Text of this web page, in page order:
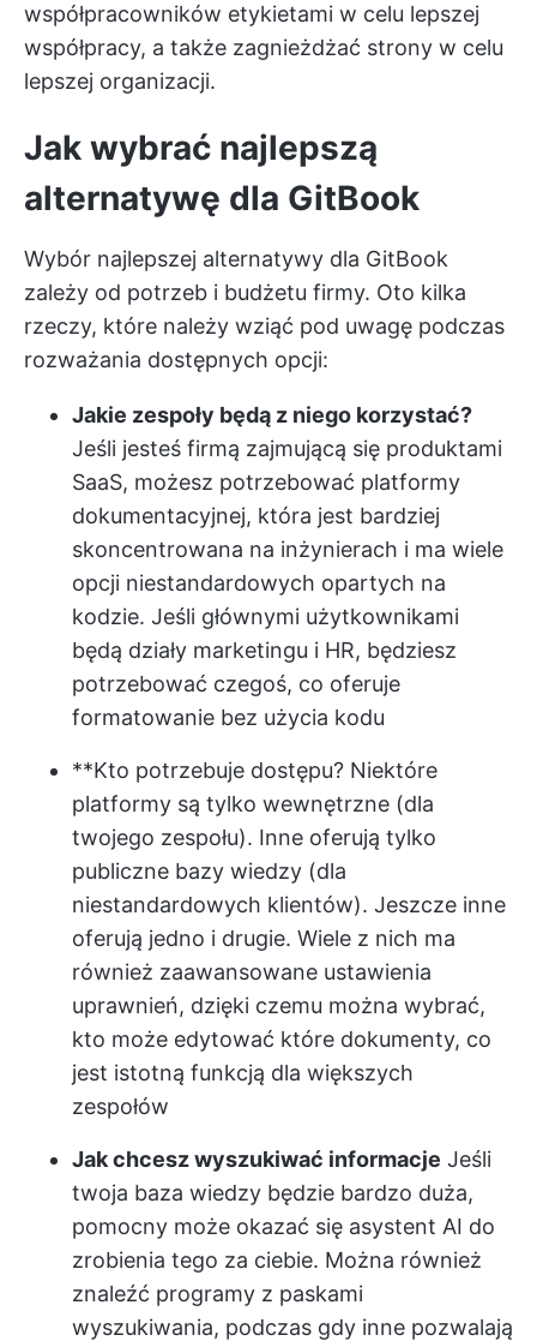
współpracowników etykietami w celu lepszej
współpracy, a także zagnieżdżać strony w celu
lepszej organizacji.
Jak wybrać najlepszą
alternatywę dla GitBook
Wybór najlepszej alternatywy dla GitBook
zależy od potrzeb i budżetu firmy. Oto kilka
rzeczy, które należy wziąć pod uwagę podczas
rozważania dostępnych opcji:
Jakie zespoły będą z niego korzystać?
Jeśli jesteś firmą zajmującą się produktami
SaaS, możesz potrzebować platformy
dokumentacyjnej, która jest bardziej
skoncentrowana na inżynierach i ma wiele
opcji niestandardowych opartych na
kodzie. Jeśli głównymi użytkownikami
będą działy marketingu i HR, będziesz
potrzebować czegoś, co oferuje
formatowanie bez użycia kodu
**Kto potrzebuje dostępu? Niektóre
platformy są tylko wewnętrzne (dla
twojego zespołu). Inne oferują tylko
publiczne bazy wiedzy (dla
niestandardowych klientów). Jeszcze inne
oferują jedno i drugie. Wiele z nich ma
również zaawansowane ustawienia
uprawnień, dzięki czemu można wybrać,
kto może edytować które dokumenty, co
jest istotną funkcją dla większych
zespołów
Jak chcesz wyszukiwać informacje Jeśli
twoja baza wiedzy będzie bardzo duża,
pomocny może okazać się asystent AI do
zrobienia tego za ciebie. Można również
znaleźć programy z paskami
wyszukiwania, podczas gdy inne pozwalają